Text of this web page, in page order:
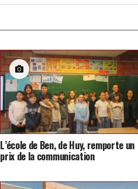
L’école de Ben, de Huy, remporte un
prix de la communication